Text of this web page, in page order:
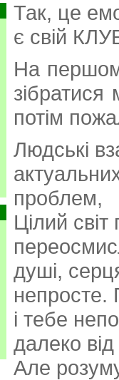
Так, це
є свій
На
потім
Людські
Цілий світ
душі,
непросте.
і тебе
далеко від
Але